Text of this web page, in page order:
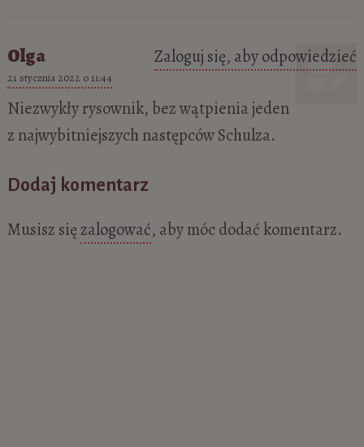
Olga
21 stycznia 2022 o 11:44
Niezwykły rysownik, bez wątpienia jeden
z najwybitniejszych następców Schulza.
Zaloguj się, aby odpowiedzieć
Dodaj komentarz
Musisz sięzalogować, aby móc dodać komentarz.